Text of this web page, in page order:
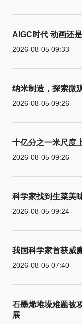
AIGC时代 动画还
2026-08-05 09:33
纳米制造，探索微
2026-08-05 09:26
十亿分之一米尺度
2026-08-05 09:26
科学家找到生菜美
2026-08-05 09:24
我国科学家首获威
2026-08-05 07:40
石墨烯堆垛难题被
展